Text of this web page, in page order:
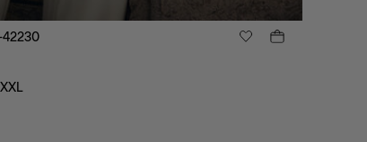
42230
XXL